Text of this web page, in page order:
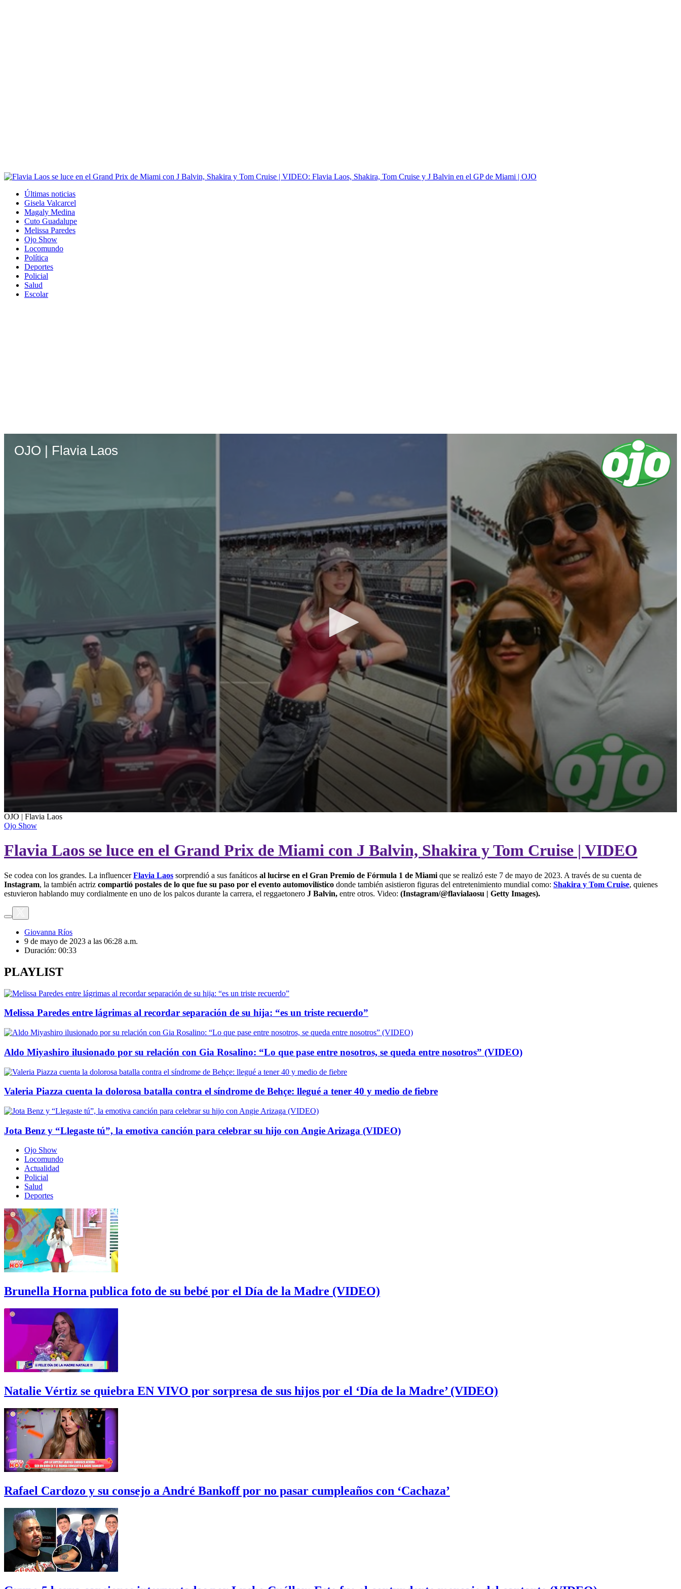
Últimas noticias
Gisela Valcarcel
Magaly Medina
Cuto Guadalupe
Melissa Paredes
Ojo Show
Locomundo
Política
Deportes
Policial
Salud
Escolar
OJO | Flavia Laos
0
seconds
of
secondsVolume
90%
OJO | Flavia Laos
Ojo Show
Flavia Laos se luce en el Grand Prix de Miami con J Balvin, Shakira y Tom Cruise | VIDEO
Se codea con los grandes. La influencerFlavia Laos sorprendió a sus fanáticos al lucirse en el Gran Premio de Fórmula 1 de Miami que se realizó este 7 de mayo de 2023. A través de su cuenta de
Instagram, la también actriz compartió postales de lo que fue su paso por el evento automovilístico donde también asistieron figuras del entretenimiento mundial como: Shakira y Tom Cruise, quienes
estuvieron hablando muy cordialmente en uno de los palcos durante la carrera, el reggaetonero J Balvin, entre otros. Video: (Instagram/@flavialaosu | Getty Images).
Giovanna Ríos
9 de mayo de 2023 a las 06:28 a.m.
Duración: 00:33
PLAYLIST
Melissa Paredes entre lágrimas al recordar separación de su hija: “es un triste recuerdo”
Aldo Miyashiro ilusionado por su relación con Gia Rosalino: “Lo que pase entre nosotros, se queda entre nosotros” (VIDEO)
Valeria Piazza cuenta la dolorosa batalla contra el síndrome de Behçe: llegué a tener 40 y medio de fiebre
Jota Benz y “Llegaste tú”, la emotiva canción para celebrar su hijo con Angie Arizaga (VIDEO)
Ojo Show
Locomundo
Actualidad
Policial
Salud
Deportes
Brunella Horna publica foto de su bebé por el Día de la Madre (VIDEO)
Natalie Vértiz se quiebra EN VIVO por sorpresa de sus hijos por el ‘Día de la Madre’ (VIDEO)
Rafael Cardozo y su consejo a André Bankoff por no pasar cumpleaños con ‘Cachaza’